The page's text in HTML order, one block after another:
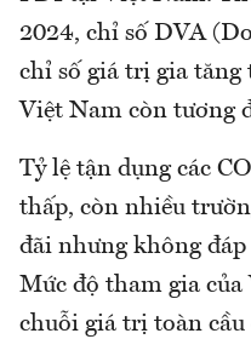
2024, chỉ số DVA
chỉ số giá trị gia tăng
Việt Nam còn tương
Tỷ lệ tận dụng các
thấp, còn nhiều
đãi nhưng không đáp
Mức độ tham gia
chuỗi giá trị toàn